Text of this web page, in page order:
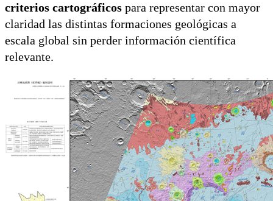
criterios cartográficos para representar con mayor
claridad las distintas formaciones geológicas a
escala global sin perder información científica
relevante.